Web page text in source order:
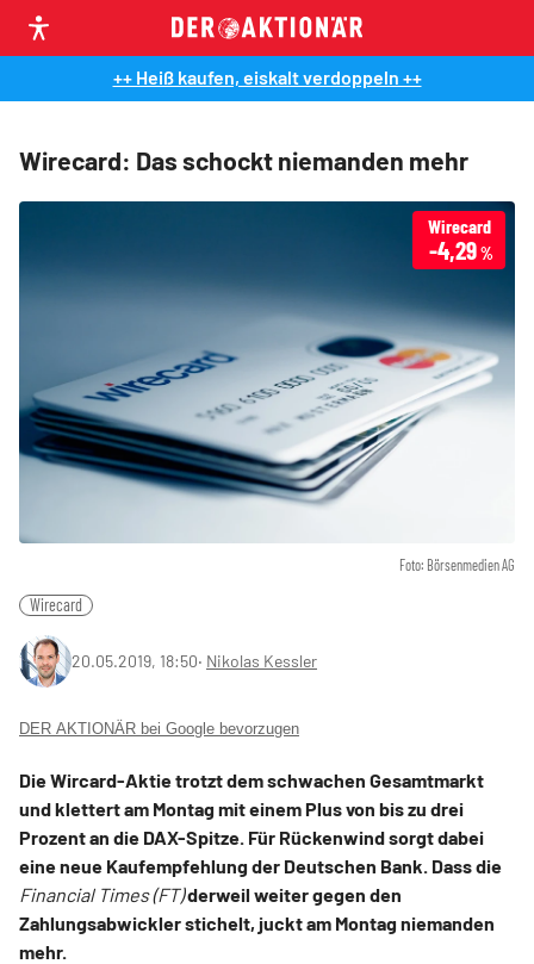
++ Heiß kaufen, eiskalt verdoppeln ++
Wirecard: Das schockt niemanden mehr
Foto: Börsenmedien AG
Wirecard
-4,29%
Wirecard
20.05.2019, 18:50‧ Nikolas Kessler
DER AKTIONÄR bei Google bevorzugen
Die Wircard-Aktie trotzt dem schwachen Gesamtmarkt
und klettert am Montag mit einem Plus von bis zu drei
Prozent an die DAX-Spitze. Für Rückenwind sorgt dabei
eine neue Kaufempfehlung der Deutschen Bank. Dass die
Financial Times (FT)derweil weiter gegen den
Zahlungsabwickler stichelt, juckt am Montag niemanden
mehr.